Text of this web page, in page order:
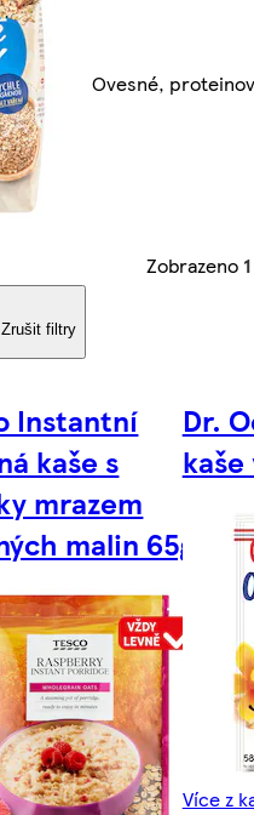
Ovesné,
Zobrazeno
Zrušit filtry
Instantní
kaše s
mrazem
malin 65g
Dr.
Více z